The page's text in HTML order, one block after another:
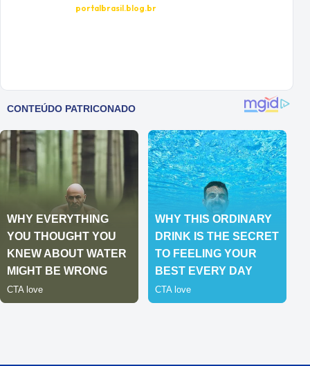
portalbrasil.blog.br